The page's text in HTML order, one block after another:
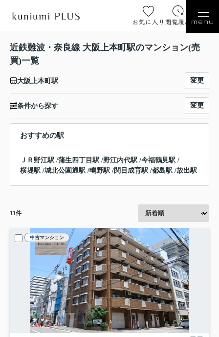
お気に入り 閲覧履歴 menu
近鉄難波・奈良線 大阪上本町駅のマンション(売
買)一覧
大阪上本町駅 変更
条件から探す 変更
おすすめの駅
ＪＲ野江駅 /蒲生四丁目駅 /野江内代駅 /今福鶴見駅 /
横堤駅 /城北公園通駅 /鴫野駅 /関目成育駅 /都島駅 /放出駅
11件
中古マンション